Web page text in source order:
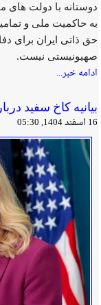
دوستانه با دولت های
به حاکمیت ملی و
حق ذاتی ایران برای
صهیونیستی نیست.
ادامه خبر...
بیانیه کاخ سفید
16 اسفند 1404, 05:30